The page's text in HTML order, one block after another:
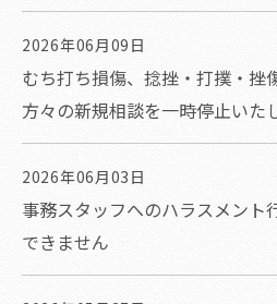
2026年06月09日
むち打ち損傷、捻挫・打撲・挫
方々の新規相談を一時停止いた
2026年06月03日
事務スタッフへのハラスメント
できません